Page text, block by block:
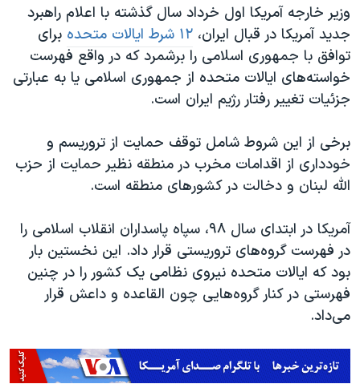
وزیر خارجه آمریکا اول خرداد سال گذشته با اعلام راهبرد
جدید آمریکا در قبال ایران، ۱۲ شرط ایالات متحده
برای
توافق با جمهوری اسلامی را برشمرد که در واقع فهرست
خواسته‌های ایالات متحده از جمهوری اسلامی یا به عبارتی
جزئیات تغییر رفتار رژیم ایران است.
برخی از این شروط شامل توقف حمایت از تروریسم و
خودداری از اقدامات مخرب در منطقه نظیر حمایت از حزب
الله لبنان و دخالت در کشورهای منطقه است.
آمریکا در ابتدای سال ۹۸، سپاه پاسداران انقلاب اسلامی را
در فهرست گروه‌های تروریستی قرار داد. این نخستین بار
بود که ایالات متحده نیروی نظامی یک کشور را در چنین
فهرستی در کنار گروه‌هایی چون القاعده و داعش قرار
می‌داد.